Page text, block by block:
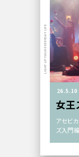
26.5.10
女王
アセビ
ズ入門編
LIGHT UP YOUR EVERYDAY LIFE